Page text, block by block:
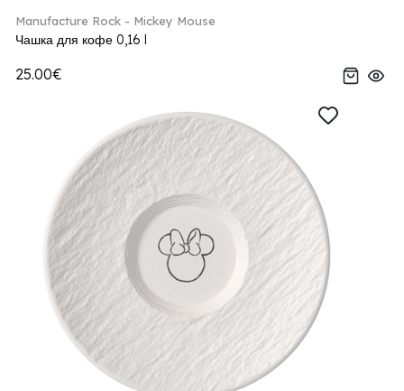
Manufacture Rock - Mickey Mouse
Чашка для кофе 0,16 l
25.00€